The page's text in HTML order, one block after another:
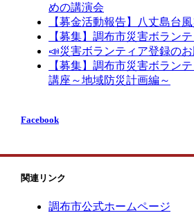
めの講演会
【募金活動報告】八丈島台
【募集】調布市災害ボラン
📣災害ボランティア登録の
【募集】調布市災害ボラン
講座～地域防災計画編～
Facebook
関連リンク
調布市公式ホームページ